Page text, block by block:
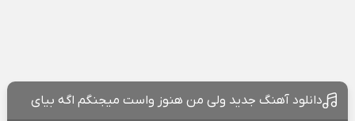
دانلود آهنگ جدید ولی من هنوز واست میجنگم اگه بیای